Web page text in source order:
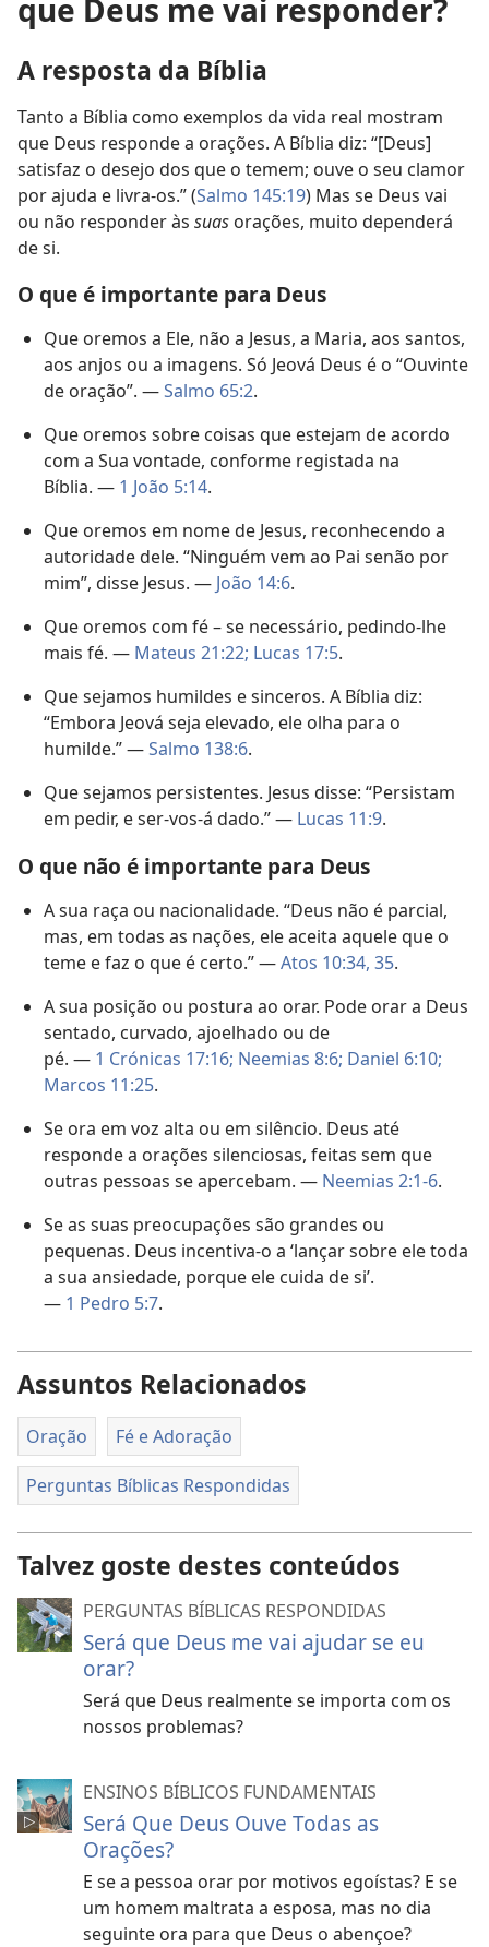
que Deus me vai responder?
A resposta da Bíblia
Tanto a Bíblia como exemplos da vida real mostram
que Deus responde a orações. A Bíblia diz: “[Deus]
satisfaz o desejo dos que o temem; ouve o seu clamor
por ajuda e livra-os.” (Salmo 145:19) Mas se Deus vai
ou não responder às suas orações, muito dependerá
de si.
O que é importante para Deus
Que oremos a Ele, não a Jesus, a Maria, aos santos,
aos anjos ou a imagens. Só Jeová Deus é o “Ouvinte
de oração”. —Salmo 65:2.
Que oremos sobre coisas que estejam de acordo
com a Sua vontade, conforme registada na
Bíblia. — 1 João 5:14.
Que oremos em nome de Jesus, reconhecendo a
autoridade dele. “Ninguém vem ao Pai senão por
mim”, disse Jesus. — João 14:6.
Que oremos com fé – se necessário, pedindo-lhe
mais fé. — Mateus 21:22; Lucas 17:5.
Que sejamos humildes e sinceros. A Bíblia diz:
“Embora Jeová seja elevado, ele olha para o
humilde.” —Salmo 138:6.
Que sejamos persistentes. Jesus disse: “Persistam
em pedir, e ser-vos-á dado.” — Lucas 11:9.
O que não é importante para Deus
A sua raça ou nacionalidade. “Deus não é parcial,
mas, em todas as nações, ele aceita aquele que o
teme e faz o que é certo.” —Atos 10:34, 35.
A sua posição ou postura ao orar. Pode orar a Deus
sentado, curvado, ajoelhado ou de
pé. — 1 Crónicas 17:16; Neemias 8:6; Daniel 6:10;
Marcos 11:25.
Se ora em voz alta ou em silêncio. Deus até
responde a orações silenciosas, feitas sem que
outras pessoas se apercebam. — Neemias 2:1-6.
Se as suas preocupações são grandes ou
pequenas. Deus incentiva-o a ‘lançar sobre ele toda
a sua ansiedade, porque ele cuida de si’.
— 1 Pedro 5:7.
Assuntos Relacionados
Oração Fé e Adoração
Perguntas Bíblicas Respondidas
Talvez goste destes conteúdos
PERGUNTAS BÍBLICAS RESPONDIDAS
Será que Deus me vai ajudar se eu
orar?
Será que Deus realmente se importa com os
nossos problemas?
ENSINOS BÍBLICOS FUNDAMENTAIS
Será Que Deus Ouve Todas as
Orações?
E se a pessoa orar por motivos egoístas? E se
um homem maltrata a esposa, mas no dia
seguinte ora para que Deus o abençoe?